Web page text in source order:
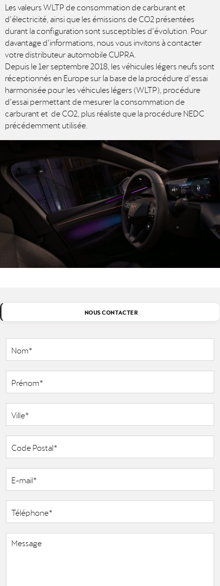
Les valeurs WLTP de consommation de carburant et
d’électricité, ainsi que les émissions de CO2 présentées
durant la configuration sont susceptibles d’évolution. Pour
davantage d’informations, nous vous invitons à contacter
votre distributeur automobile CUPRA.
Depuis le 1er septembre 2018, les véhicules légers neufs sont
réceptionnés en Europe sur la base de la procédure d’essai
harmonisée pour les véhicules légers (WLTP), procédure
d’essai permettant de mesurer la consommation de
carburant et de CO2, plus réaliste que la procédure NEDC
précédemment utilisée.
NOUS CONTACTER